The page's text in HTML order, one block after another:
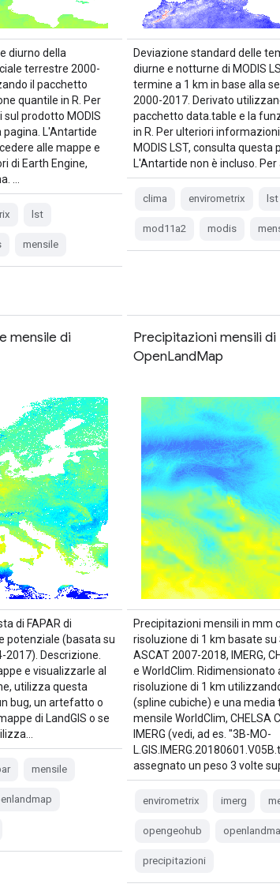
diurno della
terrestre 2000-
il pacchetto
quantile in R. Per
prodotto MODIS
pagina. L'Antartide
alle mappe e
di Earth Engine,
…
lst
mensile
Deviazione standard delle
diurne e notturne di MODIS
termine a 1 km in base alla
2000-2017. Derivato
pacchetto data.table e la
in R. Per ulteriori
MODIS LST, consulta questa
L'Antartide non è incluso. Per
clima envirometrix lst
mod11a2 modis
mensile di
di FAPAR di
potenziale (basata su
2017). Descrizione.
e visualizzarle al
utilizza questa
bug, un artefatto o
di LandGIS o se
mensile
Precipitazioni mensili di
OpenLandMap
Precipitazioni mensili in mm
risoluzione di 1 km basate su
ASCAT 2007-2018, IMERG,
e WorldClim. Ridimensionato
risoluzione di 1 km
(spline cubiche) e una media
mensile WorldClim, CHELSA
IMERG (vedi, ad es. "3B-MO-
assegnato un peso 3 volte
envirometrix imerg
opengeohub
precipitazioni